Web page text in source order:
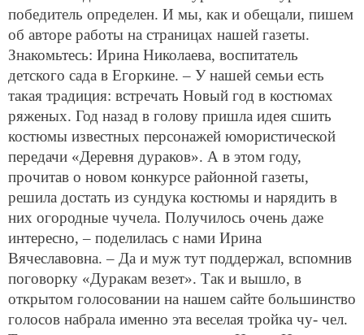
победитель определен. И мы, как и обещали, пишем
об авторе работы на страницах нашей газеты.
Знакомьтесь: Ирина Николаева, воспитатель
детского сада в Егоркине. – У нашей семьи есть
такая традиция: встречать Новый год в костюмах
ряженых. Год назад в голову пришла идея сшить
костюмы известных персонажей юмористической
передачи «Деревня дураков». А в этом году,
прочитав о новом конкурсе районной газеты,
решила достать из сундука костюмы и нарядить в
них огородные чучела. Получилось очень даже
интересно, – поделилась с нами Ирина
Вячеславовна. – Да и муж тут поддержал, вспомнив
поговорку «Дуракам везет». Так и вышло, в
открытом голосовании на нашем сайте большинство
голосов набрала именно эта веселая тройка чу- чел.